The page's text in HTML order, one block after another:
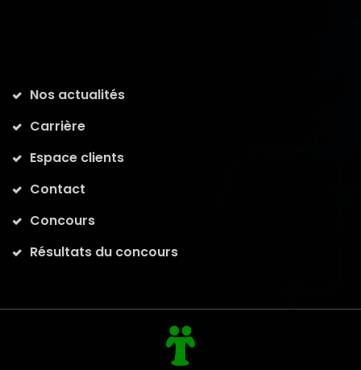
Nos actualités
Carrière
Espace clients
Contact
Concours
Résultats du concours